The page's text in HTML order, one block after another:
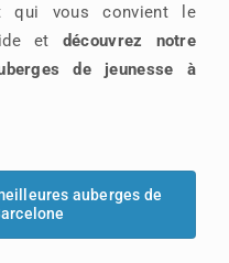
qui vous convient le
et découvrez notre
de jeunesse à
auberges de